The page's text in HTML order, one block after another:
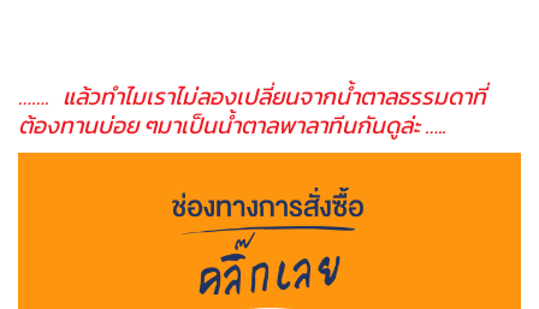
……. แล้วทำไมเราไม่ลองเปลี่ยนจากน้ำตาลธรรมดาที่
ต้องทานบ่อย ๆมาเป็นน้ำตาลพาลาทีนกันดูล่ะ …..